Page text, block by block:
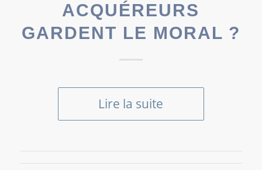
ACQUÉREURS
GARDENT LE MORAL ?
Lire la suite